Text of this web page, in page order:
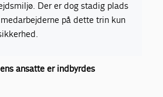
Der er dog stadig plads
på dette trin kun
ansatte er indbyrdes